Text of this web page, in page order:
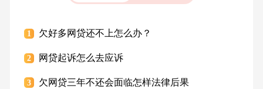
1 欠好多网贷还不上怎么办？
2 网贷起诉怎么去应诉
3 欠网贷三年不还会面临怎样法律后果